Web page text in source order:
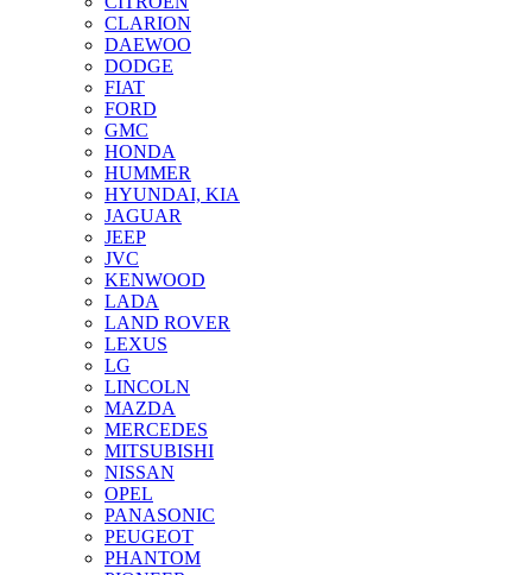
CLARION
DAEWOO
DODGE
FIAT
FORD
GMC
HONDA
HUMMER
HYUNDAI, KIA
JAGUAR
JEEP
JVC
KENWOOD
LADA
LAND ROVER
LEXUS
LG
LINCOLN
MAZDA
MERCEDES
MITSUBISHI
NISSAN
OPEL
PANASONIC
PEUGEOT
PHANTOM